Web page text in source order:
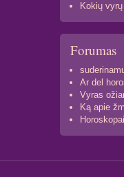
Kokių
Forumas
Ar del
Vyras
Ką apie